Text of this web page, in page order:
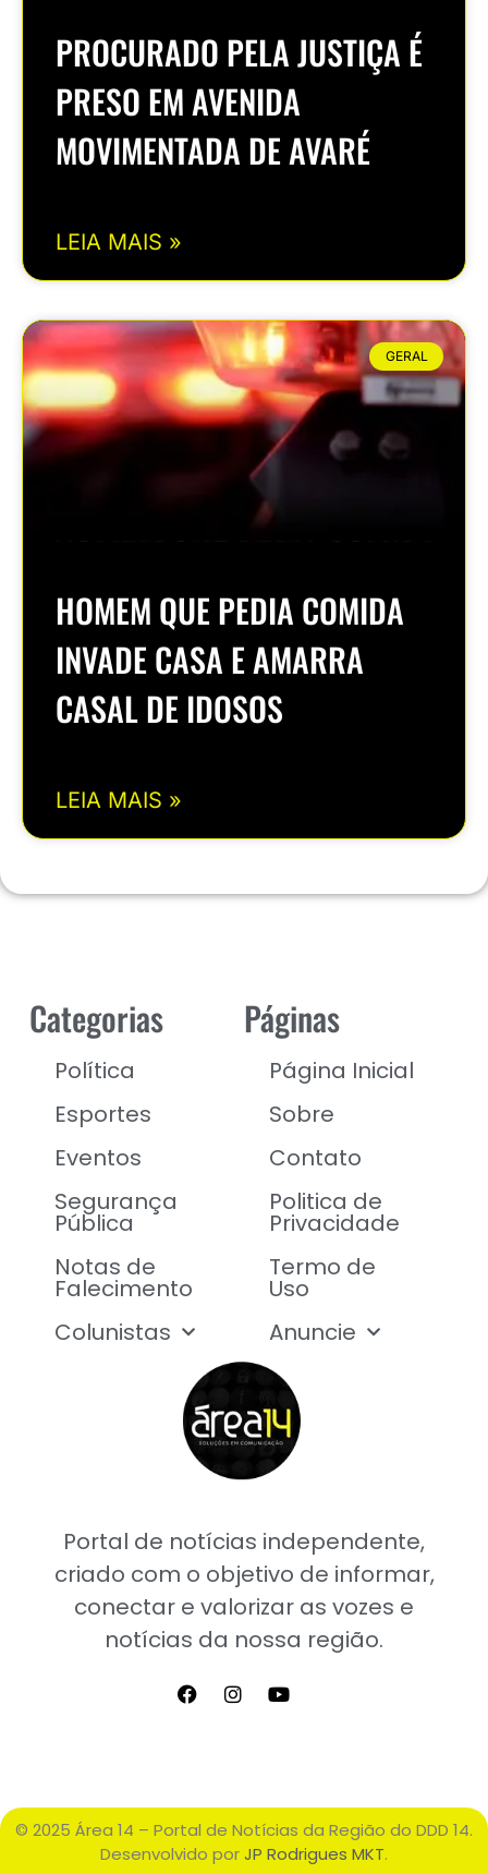
PROCURADO PELA JUSTIÇA É
PRESO EM AVENIDA
MOVIMENTADA DE AVARÉ
LEIA MAIS »
GERAL
HOMEM QUE PEDIA COMIDA
INVADE CASA E AMARRA
CASAL DE IDOSOS
LEIA MAIS »
Portal de notícias independente,
criado com o objetivo de informar,
conectar e valorizar as vozes e
notícias da nossa região.
Categorias
Política
Esportes
Eventos
Segurança
Pública
Notas de
Falecimento
Colunistas
Páginas
Página Inicial
Sobre
Contato
Politica de
Privacidade
Termo de
Uso
Anuncie
© 2025 Área 14 – Portal de Notícias da Região do DDD 14.
Desenvolvido porJP Rodrigues MKT.